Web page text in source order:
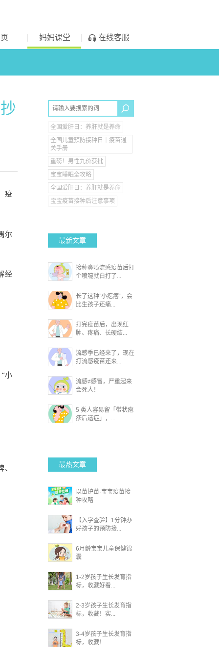
妈妈课堂 在线客服
疫
尔
经
小
全国爱肝日：养肝就是养命
全国儿童预防接种日｜疫苗通
关手册
重磅！男性九价获批
宝宝睡眠全攻略
全国爱肝日：养肝就是养命
宝宝疫苗接种后注意事项
最新文章
接种鼻喷流感疫苗后打
个喷嚏就白打了...
长了这种”小疙瘩“，会
比生孩子还痛...
打完疫苗后，出现红
肿、疼痛、长硬结...
流感季已经来了，现在
打流感疫苗还来...
流感≠感冒，严重起来
会死人！
5 类人容易留「带状疱
疹后遗症」，...
最热文章
以苗护苗·宝宝疫苗接
种攻略
【入学查验】1分钟办
好孩子的预防接...
6月龄宝宝儿童保健锦
囊
1-2岁孩子生长发育指
标，收藏好看...
2-3岁孩子生长发育指
标，收藏！实...
3-4岁孩子生长发育指
标，收藏！